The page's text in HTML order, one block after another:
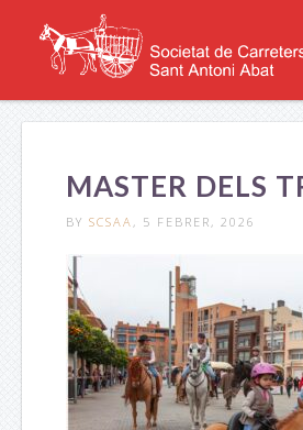
MASTER DELS
BY SCSAA , 5 FEBRER, 2026